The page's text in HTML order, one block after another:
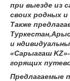
при выезде из
своих родных и
Также
и
«Сарыагаш
горящих
Предлагаемые